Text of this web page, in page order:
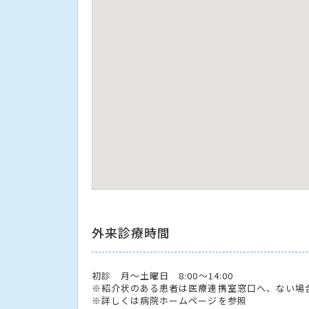
外来診療時間
初診 月〜土曜日 8:00〜14:00
※紹介状のある患者は医療連携室窓口へ、ない場
※詳しくは病院ホームページを参照